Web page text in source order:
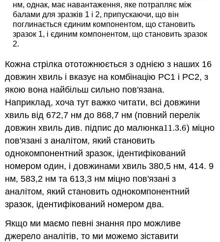
нм, однак, має навантаження, яке потрапляє між
балами для зразків 1 і 2, припускаючи, що він
поглинається єдиним компонентом, що становить
зразок 1, і єдиним компонентом, що становить зразок
2.
Кожна стрілка ототожнюється з однією з наших 16
довжин хвиль і вказує на комбінацію PC1 і PC2, з
якою вона найбільш сильно пов'язана.
Наприклад, хоча тут важко читати, всі довжини
хвиль від 672,7 нм до 868,7 нм (повний перелік
довжин хвиль див. підпис до малюнка11.3.6
11.3.6) міцно
пов'язані з аналітом, який становить
однокомпонентний зразок, ідентифікований
номером один, і довжинами хвиль 380,5 нм, 414. 9
нм, 583,2 нм та 613,3 нм міцно пов'язані з
аналітом, який становить однокомпонентний
зразок, ідентифікований номером два.
Якщо ми маємо певні знання про можливе
джерело аналітів, то ми можемо зіставити